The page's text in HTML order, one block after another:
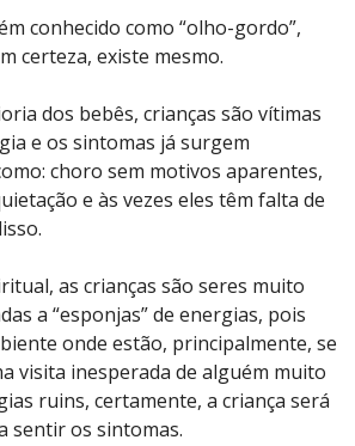
conhecido como “olho-gordo”,
certeza, existe mesmo.
dos bebês, crianças são vítimas
e os sintomas já surgem
choro sem motivos aparentes,
e às vezes eles têm falta de
as crianças são seres muito
a “esponjas” de energias, pois
onde estão, principalmente, se
visita inesperada de alguém muito
ruins, certamente, a criança será
sentir os sintomas.